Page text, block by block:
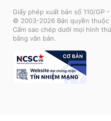
Giấy phép xuất bản số 110/GP
© 2003-2026 Bản quyền thuộc
Cấm sao chép dưới mọi hình
bằng văn bản.